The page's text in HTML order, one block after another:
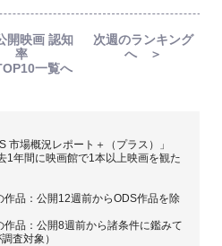
開映画 認知
率
一覧へ
次週のランキング
へ ＞
市場概況レポート＋（プラス）」
1年間に映画館で1本以上映画を観た
作品：公開12週前からODS作品を除
作品：公開8週前から諸条件に鑑みて
査対象）